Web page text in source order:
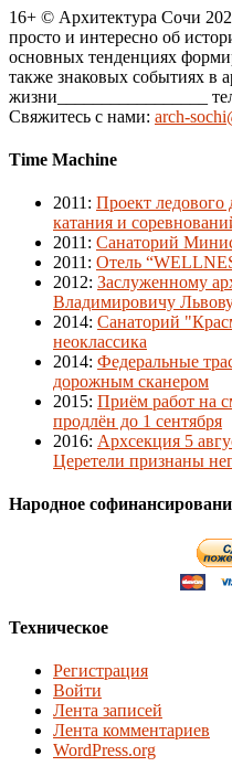
16+ © Архитектура Сочи
просто и интересно об
основных тенденциях
также знаковых событиях в
жизни_________________
Свяжитесь с нами: arch-
Time Machine
2011 : Проект ледового
катания и
2011 : Санаторий
2011 : Отель
2012: Заслуженному
Владимировичу
2014: Санаторий
неоклассика
2014: Федеральные
дорожным сканером
2015: Приём работ на
продлён до 1 сентября
2016: Архсекция 5
Церетели признаны
Народное
Техническое
Регистрация
Войти
Лента записей
Лента комментариев
WordPress.org